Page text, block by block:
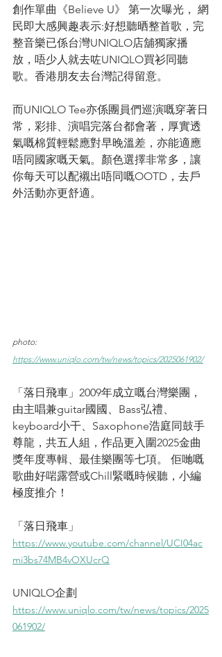
創作單曲《Believe U》 第一次曝光， 網
民即大感興趣表示:好想聽晒整首歌，完
整音樂已係台灣UNIQLO店舖獨家播
放，唔少人就去咗UNIQLO買衫同聽
歌。香港朋友去台灣記得留意。
而UNIQLO Tee亦係團員們巡演嘅穿著日
常，彩排、演唱完落台都會著，厚實透
氣嘅棉質輕鬆應對早晚溫差，亦能適應
唔同國家嘅天氣。顏色選擇非常多，讓
你每天可以配襯出唔同嘅OOTD，去戶
外活動亦更舒適。
photo:
https://www.uniqlo.com/tw/news/topics/2025061902/
「落日飛車」2009年成立嘅台灣樂團，
由主唱兼guitar國國、Bass弘禮、
keyboard小干、Saxophone浩庭同鼓手
尊龍，共五人組，作品更入圍2025金曲
獎年度專輯、最佳樂團等七項。 佢哋嘅
歌曲好啱露營或Chill緊嘅時候聽，小編
極度推介！
「落日飛車」
https://www.youtube.com/channel/UCI04ac
mi3bs74MB4vOXUcrQ
UNIQLO企劃
https://www.uniqlo.com/tw/news/topics/2025
061902/